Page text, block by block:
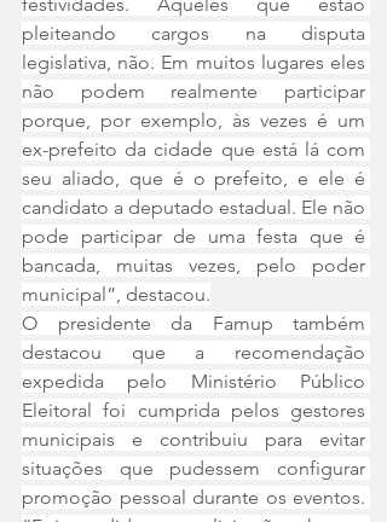
pleiteando cargos na disputa
legislativa, não. Em muitos lugares eles
não podem realmente participar
porque, por exemplo, às vezes é um
ex-prefeito da cidade que está lá com
seu aliado, que é o prefeito, e ele é
candidato a deputado estadual. Ele não
pode participar de uma festa que é
bancada, muitas vezes, pelo poder
municipal”, destacou.
O presidente da Famup também
destacou que a recomendação
expedida pelo Ministério Público
Eleitoral foi cumprida pelos gestores
municipais e contribuiu para evitar
situações que pudessem configurar
promoção pessoal durante os eventos.